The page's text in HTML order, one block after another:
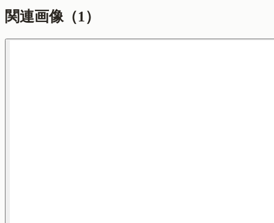
関連画像（1）